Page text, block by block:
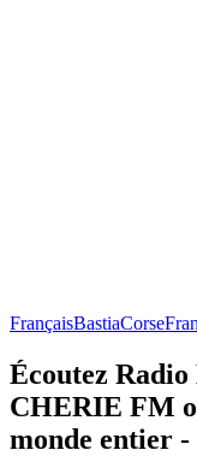
FrançaisBastiaCorse
Écoutez
CHERIE FM
monde entier